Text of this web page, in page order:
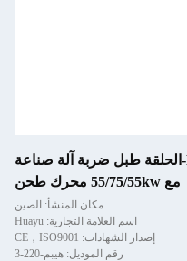
220L سعة ثلاث طبقات مزدوجة L-الحلقة طبل ضربة آلة صناعة
مع 55/75/55kw محرك طحن
مكان المنشأ: الصين
اسم العلامة التجارية: Huayu
إصدار الشهادات: CE，ISO9001
رقم الموديل: هيبم-220-3